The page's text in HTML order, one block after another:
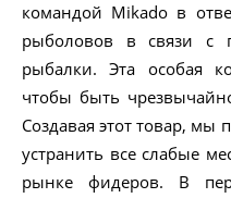
командой Mikado в
рыболовов в связи с
рыбалки. Эта особая
чтобы быть
Создавая этот товар, мы
устранить все слабые
рынке фидеров. В